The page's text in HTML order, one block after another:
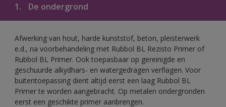
1. De ondergrond
Afwerking van hout, harde kunststof, beton, pleisterwerk
e.d., na voorbehandeling met Rubbol BL Rezisto Primer of
Rubbol BL Primer. Ook toepasbaar op gereinigde en
geschuurde alkydhars- en watergedragen verflagen. Voor
buitentoepassing dient altijd eerst een laag Rubbol BL
Primer te worden aangebracht. Op metalen ondergronden
eerst een geschikte primer aanbrengen.